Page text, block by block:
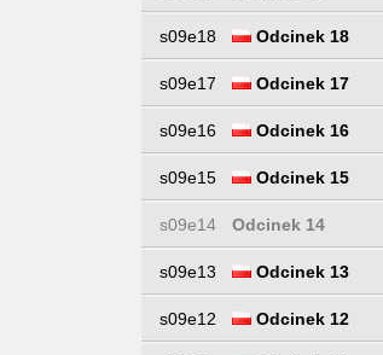
s09e18 Odcinek 18
s09e17 Odcinek 17
s09e16 Odcinek 16
s09e15 Odcinek 15
s09e14 Odcinek 14
s09e13 Odcinek 13
s09e12 Odcinek 12